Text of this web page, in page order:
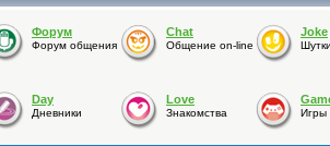
Форум
Форум общения
Chat
Общение on-line
Joke
Day
Дневники
Love
Знакомства Игры